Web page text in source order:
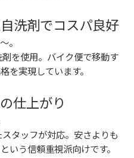
洗剤でコスパ良好
。
を使用。バイク便で移動す
を実現しています。
仕上がり
タッフが対応。安さよりも
いう信頼重視派向けです。